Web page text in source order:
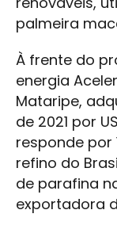
palmeira
À frente do
energia
Mataripe,
de 2021 por
responde por
refino do
de parafina
exportadora